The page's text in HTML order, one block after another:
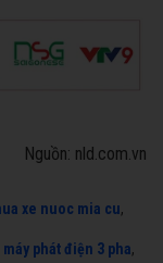
Nguồn: nld.com.vn
xe nuoc mia cu,
máy phát điện 3 pha,